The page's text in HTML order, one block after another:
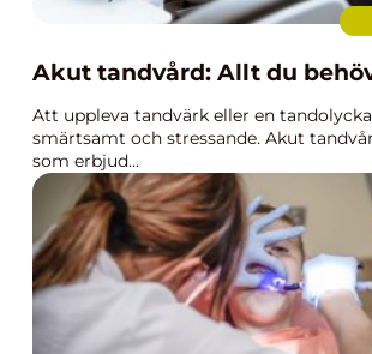
Akut tandvård: Allt du
Att uppleva tandvärk eller en
smärtsamt och stressande. Akut
som erbjud...